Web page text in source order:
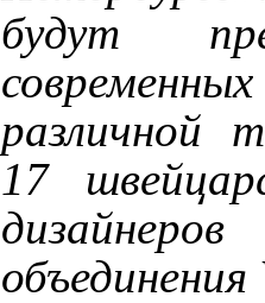
будут
различной
17